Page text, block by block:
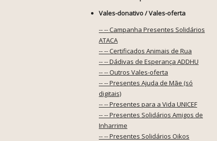
Vales-donativo / Vales-oferta
-- -- Campanha Presentes Solidários
ATACA
-- -- Certificados Animais de Rua
-- -- Dádivas de Esperança ADDHU
-- -- Outros Vales-oferta
-- -- Presentes Ajuda de Mãe (só
digitais)
-- -- Presentes para a Vida UNICEF
-- -- Presentes Solidários Amigos de
Inharrime
-- -- Presentes Solidários Oikos